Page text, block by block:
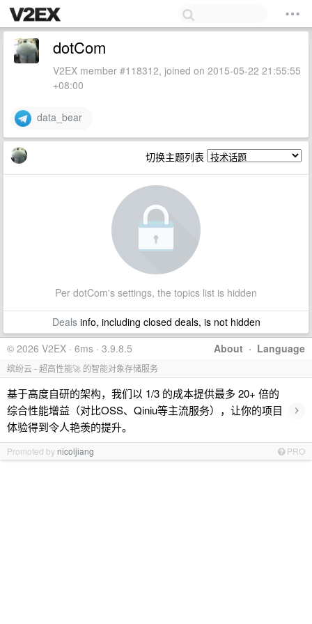
dotCom
V2EX member #118312, joined on 2015-05-22 21:55:55
+08:00
data_bear
切换主题列表
Per dotCom's settings, the topics list is hidden
Dealsinfo, including closed deals, is not hidden
About · Language
© 2026 V2EX · 6ms · 3.9.8.5
缤纷云 - 超高性能🚀 的智能对象存储服务
基于高度自研的架构，我们以 1/3 的成本提供最多 20+ 倍的
综合性能增益（对比OSS、Qiniu等主流服务），让你的项目
体验得到令人艳羡的提升。
›
Promoted by nicoljiang PRO